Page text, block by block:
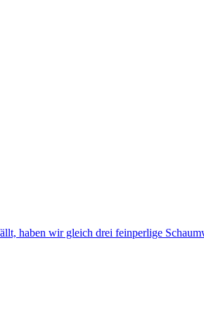
haben wir gleich drei feinperlige